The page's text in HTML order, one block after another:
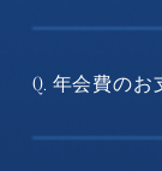
Q. 年会費のお